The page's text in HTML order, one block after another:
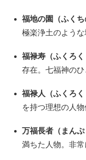
福地の園（ふくち
極楽浄土のような
福禄寿（ふくろく
存在。七福神のひ
福禄人（ふくろく
を持つ理想の人物
万福長者（まんぷ
満ちた人物。非常